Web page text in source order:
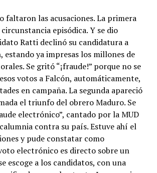
faltaron las acusaciones. La primera
episódica. Y se dio
Ratti declinó su candidatura a
estando ya impresas los millones de
Se gritó “¡fraude!” porque no se
votos a Falcón, automáticamente,
en campaña. La segunda apareció
el triunfo del obrero Maduro. Se
electrónico”, cantado por la MUD
contra su país. Estuve ahí el
y pude constatar como
electrónico es directo sobre un
escoge a los candidatos, con una